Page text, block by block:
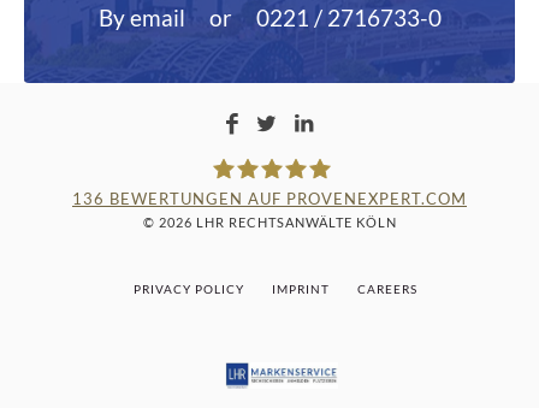
By email or 0221 / 2716733-0
136 BEWERTUNGEN AUF PROVENEXPERT.COM
© 2026 LHR RECHTSANWÄLTE KÖLN
PRIVACY POLICY IMPRINT CAREERS